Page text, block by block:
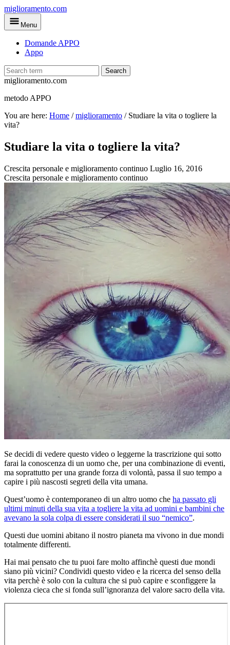
Skip
to
main
miglioramento.com
Menu
Domande APPO
Appo
Search
miglioramento.com
metodo APPO
You are here: Home /miglioramento / Studiare la vita o togliere la
vita?
Studiare la vita o togliere la vita?
Crescita personale e miglioramento continuo Luglio 16, 2016
Crescita personale e miglioramento continuo
Se decidi di vedere questo video o leggerne la trascrizione qui sotto
farai la conoscenza di un uomo che, per una combinazione di eventi,
ma soprattutto per una grande forza di volontà, passa il suo tempo a
capire i più nascosti segreti della vita umana.
Quest’uomo è contemporaneo di un altro uomo che ha passato gli
ultimi minuti della sua vita a togliere la vita ad uomini e bambini che
avevano la sola colpa di essere considerati il suo “nemico”.
Questi due uomini abitano il nostro pianeta ma vivono in due mondi
totalmente differenti.
Hai mai pensato che tu puoi fare molto affinchè questi due mondi
siano più vicini? Condividi questo video e la ricerca del senso della
vita perchè è solo con la cultura che si può capire e sconfiggere la
violenza cieca che si fonda sull’ignoranza del valore sacro della vita.